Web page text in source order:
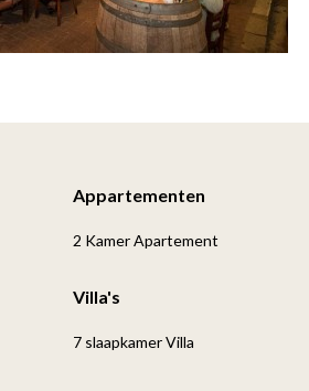
Appartementen
2 Kamer Apartement
Villa's
7 slaapkamer Villa